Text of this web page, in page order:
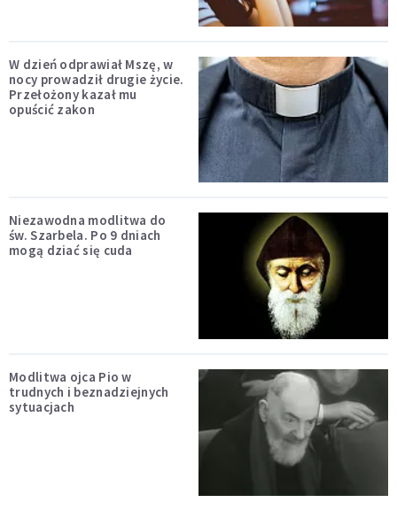
W dzień odprawiał Mszę, w
nocy prowadził drugie życie.
Przełożony kazał mu
opuścić zakon
Niezawodna modlitwa do
św. Szarbela. Po 9 dniach
mogą dziać się cuda
Modlitwa ojca Pio w
trudnych i beznadziejnych
sytuacjach